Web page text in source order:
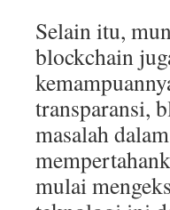
Selain itu,
blockchain
transparansi,
masalah
mulai